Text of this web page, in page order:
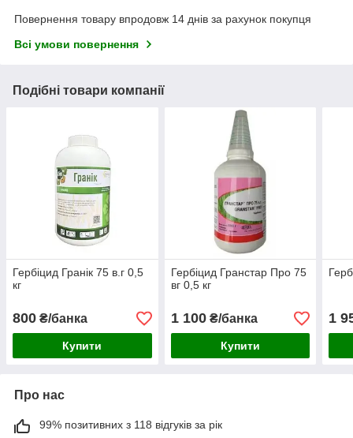
Повернення товару впродовж 14 днів за рахунок покупця
Всі умови повернення
Подібні товари компанії
Гербіцид Гранік 75 в.г 0,5
кг
800 ₴/банка
Купити
Гербіцид Гранстар Про 75
вг 0,5 кг
1 100₴/банка
Купити
1
Про нас
99% позитивних з 118 відгуків за рік